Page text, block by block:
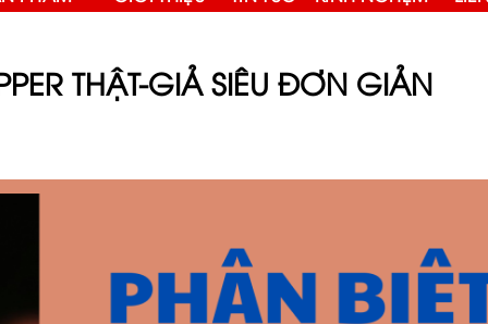
THẬT-GIẢ SIÊU ĐƠN GIẢN